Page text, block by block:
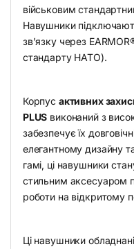
військовим
Навушники
зв’язку через
стандарту НАТО).
Корпус активних
PLUS виконаний з
забезпечує їх
елегантному дизайну
гамі, ці навушники
стильним аксесуаром
роботи на відкритому
Ці навушники